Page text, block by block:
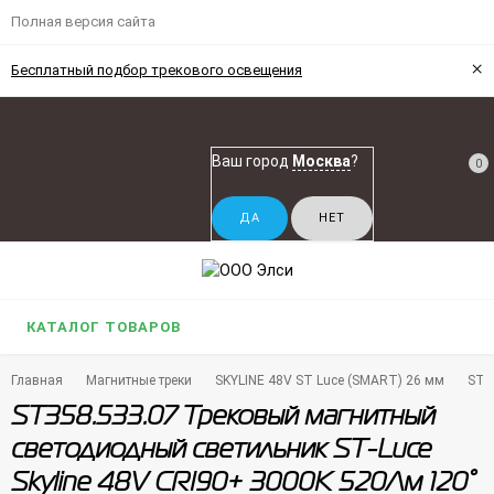
Полная версия сайта
Бесплатный подбор трекового освещения ×
Ваш город Москва? 0
КАТАЛОГ ТОВАРОВ
Главная Магнитные треки SKYLINE 48V ST Luce (SMART) 26 мм
ST358.533.07 Трековый магнитный
светодиодный светильник ST-Luce
Skyline 48V CRI90+ 3000К 520Лм 120°